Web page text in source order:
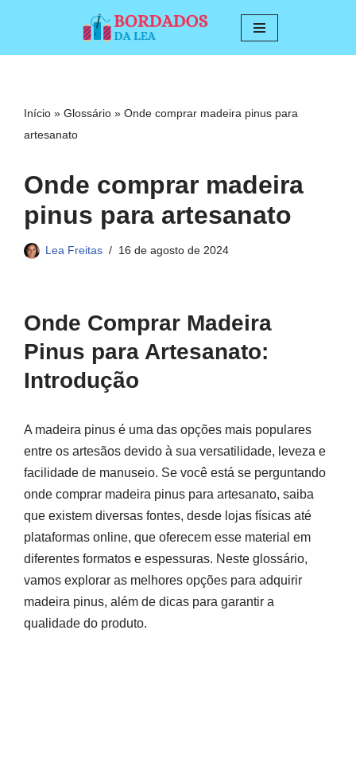
conteúdo
Início » Glossário » Onde comprar madeira pinus para
artesanato
Onde comprar madeira
pinus para artesanato
Lea Freitas 16 de agosto de 2024
Onde Comprar Madeira
Pinus para Artesanato:
Introdução
A madeira pinus é uma das opções mais populares
entre os artesãos devido à sua versatilidade, leveza e
facilidade de manuseio. Se você está se perguntando
onde comprar madeira pinus para artesanato, saiba
que existem diversas fontes, desde lojas físicas até
plataformas online, que oferecem esse material em
diferentes formatos e espessuras. Neste glossário,
vamos explorar as melhores opções para adquirir
madeira pinus, além de dicas para garantir a
qualidade do produto.